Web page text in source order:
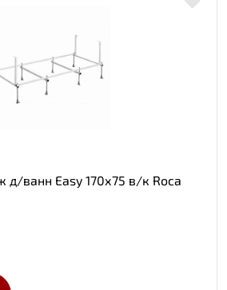
д/ванн Easy 170х75 в/к Roca